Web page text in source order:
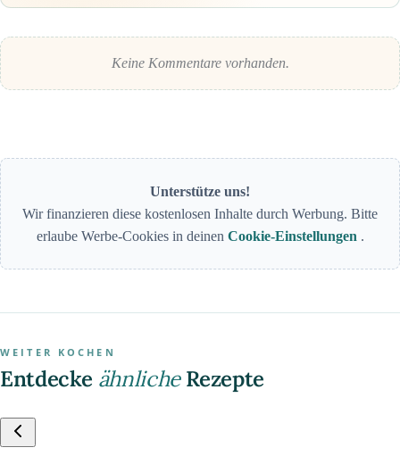
Keine Kommentare vorhanden.
Unterstütze uns!
Wir finanzieren diese kostenlosen Inhalte durch Werbung. Bitte
erlaube Werbe-Cookies in deinen Cookie-Einstellungen .
WEITER KOCHEN
Entdecke ähnlicheRezepte